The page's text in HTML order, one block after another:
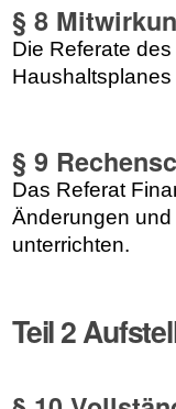
§ 8
Die Referate
§ 9
Das Referat
Änderungen
unterrichten.
Teil 2